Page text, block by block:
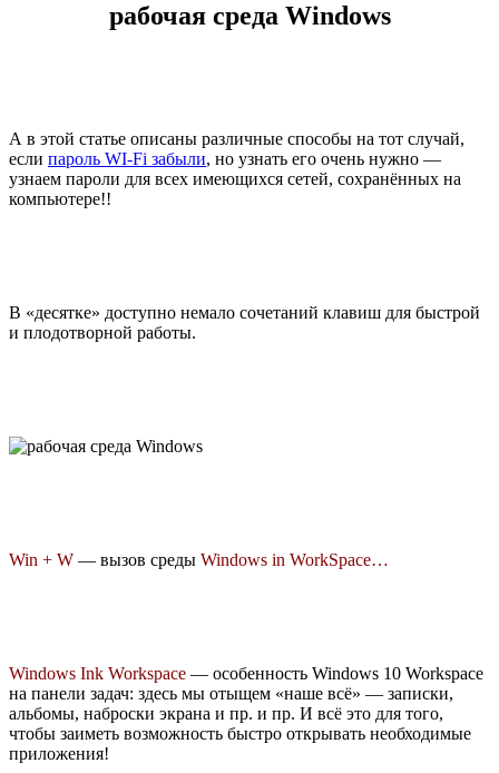
рабочая среда Windows
А в этой статье описаны различные способы на тот случай,
если пароль WI-Fi забыли, но узнать его очень нужно —
узнаем пароли для всех имеющихся сетей, сохранённых на
компьютере!!
В «десятке» доступно немало сочетаний клавиш для быстрой
и плодотворной работы.
Win + W — вызов среды Windows in WorkSpace…
Windows Ink Workspace — особенность Windows 10 Workspace
на панели задач: здесь мы отыщем «наше всё» — записки,
альбомы, наброски экрана и пр. и пр. И всё это для того,
чтобы заиметь возможность быстро открывать необходимые
приложения!